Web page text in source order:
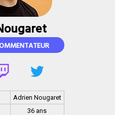
Adrien Nougaret
36 ans